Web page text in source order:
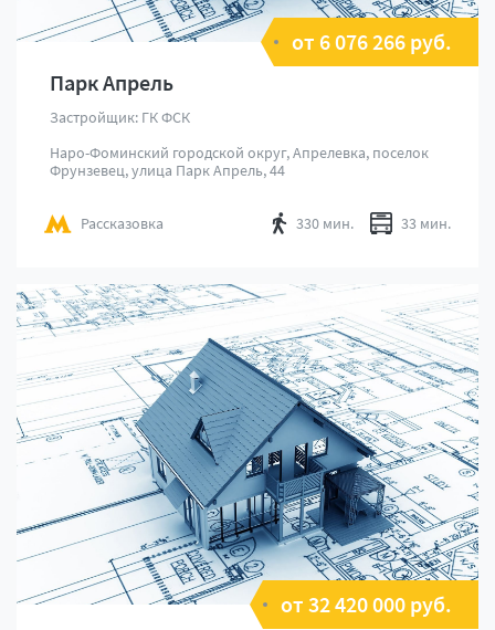
от 6 076 266 руб.
Парк Апрель
Застройщик: ГК ФСК
Наро-Фоминский городской округ, Апрелевка, поселок
Фрунзевец, улица Парк Апрель, 44
Рассказовка 330 мин. 33 мин.
от 32 420 000 руб.